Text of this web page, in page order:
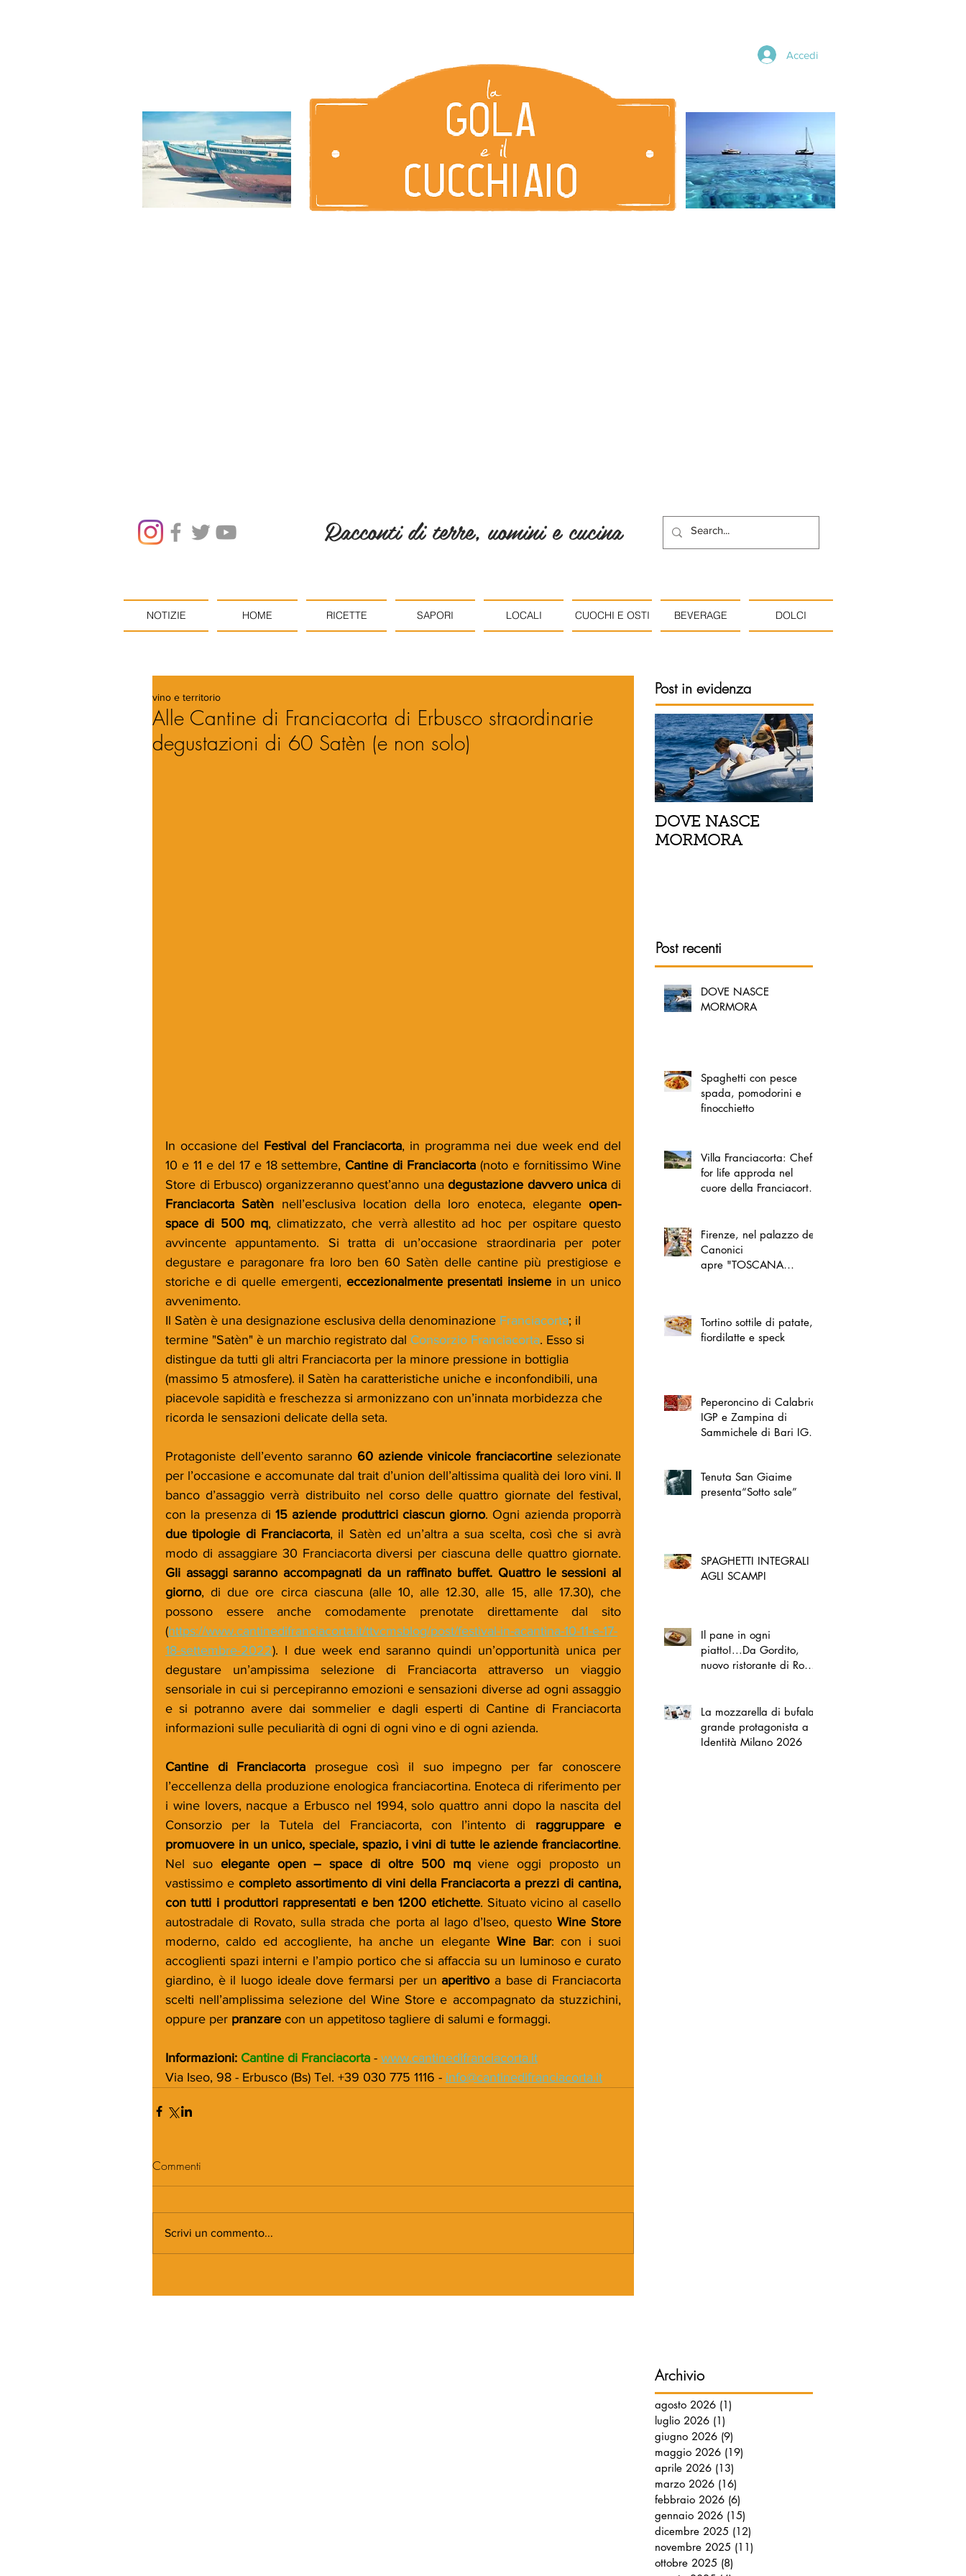
Accedi
Racconti di terre, uomini e cucina
NOTIZIE HOME RICETTE SAPORI LOCALI CUOCHI E OSTI BEVERAGE DOLCI
Alle Cantine di Franciacorta di Erbusco straordinarie
degustazioni di 60 Satèn (e non solo)
vino e territorio
In occasione del Festival del Franciacorta, in programma nei due week end del
10 e 11 e del 17 e 18 settembre, Cantine di Franciacorta (noto e fornitissimo Wine
Store di Erbusco) organizzeranno quest’anno una degustazione davvero unica
Franciacorta Satèn nell’esclusiva location della loro enoteca, elegante open-
space di 500 mq, climatizzato, che verrà allestito ad hoc per ospitare questo
avvincente appuntamento. Si tratta di un’occasione straordinaria per poter
degustare e paragonare fra loro ben 60 Satèn delle cantine più prestigiose e
storiche e di quelle emergenti, eccezionalmente presentati insieme in un unico
avvenimento.
Il Satèn è una designazione esclusiva della denominazione Franciacorta; il
termine "Satèn" è un marchio registrato dal Consorzio Franciacorta. Esso si
distingue da tutti gli altri Franciacorta per la minore pressione in bottiglia
(massimo 5 atmosfere). il Satèn ha caratteristiche uniche e inconfondibili, una
piacevole sapidità e freschezza si armonizzano con un’innata morbidezza che
ricorda le sensazioni delicate della seta.
Protagoniste dell’evento saranno 60 aziende vinicole franciacortine selezionate
per l’occasione e accomunate dal trait d’union dell’altissima qualità dei loro vini. Il
banco d’assaggio verrà distribuito nel corso delle quattro giornate del festival,
con la presenza di 15 aziende produttrici ciascun giorno
due tipologie di Franciacorta, il Satèn ed un’altra a sua scelta, così che si avrà
Gli assaggi saranno accompagnati da un raffinato buffet. Quattro le sessioni al
giorno, di due ore circa ciascuna (alle 10, alle 12.30, alle 15, alle 17.30), che
possono essere anche comodamente prenotate direttamente dal sito
(https://www.cantinedifranciacorta.it/ttvcmsblog/post/festival-in-acantina-10-11-e-17-
18-settembre-2022). I due week end saranno quindi un’opportunità unica per
degustare un’ampissima selezione di Franciacorta attraverso un viaggio
sensoriale in cui si percepiranno emozioni e sensazioni diverse ad ogni assaggio
e si potranno avere dai sommelier e dagli esperti di Cantine di Franciacorta
informazioni sulle peculiarità di ogni di ogni vino e di ogni azienda.
Cantine di Franciacorta prosegue così il suo impegno per far conoscere
l’eccellenza della produzione enologica franciacortina. Enoteca di riferimento per
i wine lovers, nacque a Erbusco nel 1994, solo quattro anni dopo la nascita del
Consorzio per la Tutela del Franciacorta, con l’intento di raggruppare e
promuovere in un unico, speciale, spazio, i vini di tutte le aziende franciacortine.
Nel suo elegante open – space di oltre 500 mq viene oggi proposto un
vastissimo e completo assortimento di vini della Franciacorta a prezzi di cantina,
con tutti i produttori rappresentati e ben 1200 etichette. Situato vicino al casello
autostradale di Rovato, sulla strada che porta al lago d’Iseo, questo Wine Store
moderno, caldo ed accogliente, ha anche un elegante Wine Bar: con i suoi
accoglienti spazi interni e l’ampio portico che si affaccia su un luminoso e curato
giardino, è il luogo ideale dove fermarsi per un aperitivo a base di Franciacorta
scelti nell’amplissima selezione del Wine Store e accompagnato da stuzzichini,
oppure per pranzare con un appetitoso tagliere di salumi e formaggi.
Informazioni: Cantine di Franciacorta - www.cantinedifranciacorta.it
Via Iseo, 98 - Erbusco (Bs) Tel. +39 030 775 1116 - info@cantinedifranciacorta.it
Commenti
Scrivi un commento...
Post in evidenza
DOVE NASCE
MORMORA
Post recenti
DOVE NASCE
MORMORA
Spaghetti con pesce
spada, pomodorini e
finocchietto
Villa Franciacorta: Chefs
for life approda nel
cuore della Franciacorta,
Firenze, nel palazzo dei
Canonici
apre "TOSCANA
Tortino sottile di patate,
fiordilatte e speck
Peperoncino di Calabria
IGP e Zampina di
Sammichele di Bari IGP
Tenuta San Giaime
presenta“Sotto sale”
SPAGHETTI INTEGRALI
AGLI SCAMPI
Il pane in ogni
piatto!...Da Gordito,
nuovo ristorante di Roma
La mozzarella di bufala
grande protagonista a
Identità Milano 2026
Archivio
agosto 2026 (1)
luglio 2026 (1)
giugno 2026 (9)
maggio 2026 (19)
aprile 2026 (13)
marzo 2026 (16)
febbraio 2026 (6)
gennaio 2026 (15)
dicembre 2025 (12)
novembre 2025 (11)
ottobre 2025 (8)